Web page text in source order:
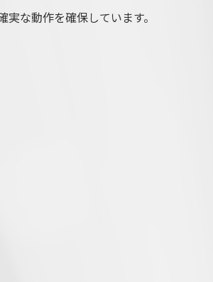
な動作を確保しています。